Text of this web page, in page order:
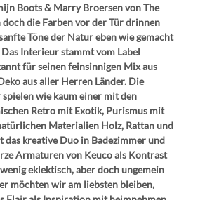
Boots & Marry Broersen von The
doch die Farben vor der Tür drinnen
Töne der Natur eben wie gemacht
Das Interieur stammt vom Label
für seinen feinsinnigen Mix aus
aus aller Herren Länder. Die
wie kaum einer mit den
Retro mit Exotik, Purismus mit
Materialien Holz, Rattan und
das kreative Duo in Badezimmer und
Armaturen von Keuco als Kontrast
eklektisch, aber doch ungemein
möchten wir am liebsten bleiben,